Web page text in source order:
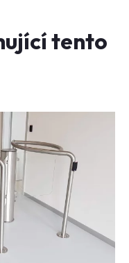
tento